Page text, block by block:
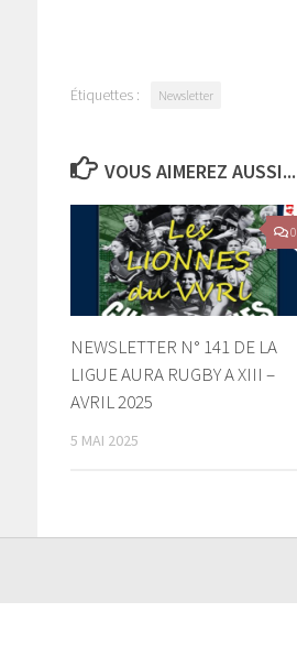
Étiquettes : Newsletter
VOUS AIMEREZ AUSSI...
0
NEWSLETTER N° 141 DE LA
LIGUE AURA RUGBY A XIII –
AVRIL 2025
5 MAI 2025